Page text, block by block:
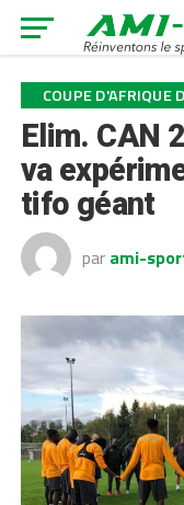
COUPE D'AFRIQUE
Elim. CAN
va
tifo géant
par ami-